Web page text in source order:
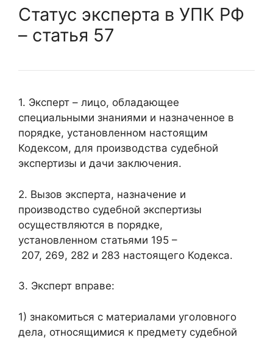
Статус эксперта в УПК РФ
– статья 57
1. Эксперт – лицо, обладающее
специальными знаниями и назначенное в
порядке, установленном настоящим
Кодексом, для производства судебной
экспертизы и дачи заключения.
2. Вызов эксперта, назначение и
производство судебной экспертизы
осуществляются в порядке,
установленном статьями 195 –
207, 269, 282 и 283 настоящего Кодекса.
3. Эксперт вправе:
1) знакомиться с материалами уголовного
дела, относящимися к предмету судебной